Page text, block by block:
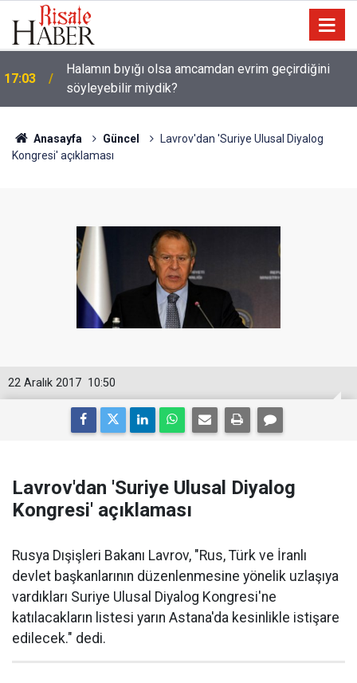
17:03
Halamın bıyığı olsa amcamdan evrim geçirdiğini
söyleyebilir miydik?
16:05
Güneş Tutulması 12 Ağustos'ta: Türkiye'den
görülecek mi?
Anasayfa Güncel
Lavrov'dan 'Suriye Ulusal Diyalog
Kongresi' açıklaması
10:50
22 Aralık 2017
Lavrov'dan 'Suriye Ulusal Diyalog
Kongresi' açıklaması
Rusya Dışişleri Bakanı Lavrov, "Rus, Türk ve İranlı
devlet başkanlarının düzenlenmesine yönelik uzlaşıya
vardıkları Suriye Ulusal Diyalog Kongresi'ne
katılacakların listesi yarın Astana'da kesinlikle istişare
edilecek." dedi.